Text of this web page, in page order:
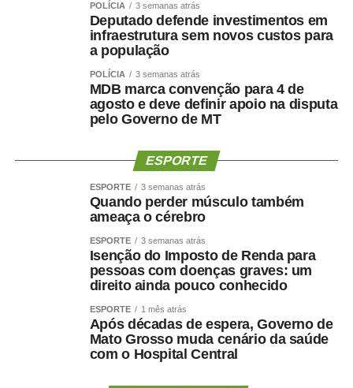
hora na chapa de Wellington, depois de semanas de
negociações envolvendo a vaga de vice. Antes de ser
indicado, Maluf havia desistido de uma pré-candidatura
própria ao Governo pelo Novo para contribuir com a
composição liderada pelo senador.
Na nota desta sexta-feira, Maluf ampliou as críticas e
demonstrar capacidade de cumprir compromissos
“Quem pretende governar um Estado precisa, antes de
respeitar compromissos, aliados e pessoas que
aceitaram caminhar ao seu lado.”
O empresário também afirmou que não pretende
naturalizar o episódio como parte da disputa eleitoral.
“Não faço política dessa maneira e não aceitarei
POLÍCIA 3 semanas atrás
Deputado defende investimentos em
infraestrutura sem novos custos para
a população
POLÍCIA 3 semanas atrás
MDB marca convenção para 4 de
agosto e deve definir apoio na disputa
pelo Governo de MT
ESPORTE
ESPORTE 3 semanas atrás
Quando perder músculo também
ameaça o cérebro
ESPORTE 3 semanas atrás
Isenção do Imposto de Renda para
pessoas com doenças graves: um
direito ainda pouco conhecido
ESPORTE 1 mês atrás
Após décadas de espera, Governo de
Mato Grosso muda cenário da saúde
com o Hospital Central